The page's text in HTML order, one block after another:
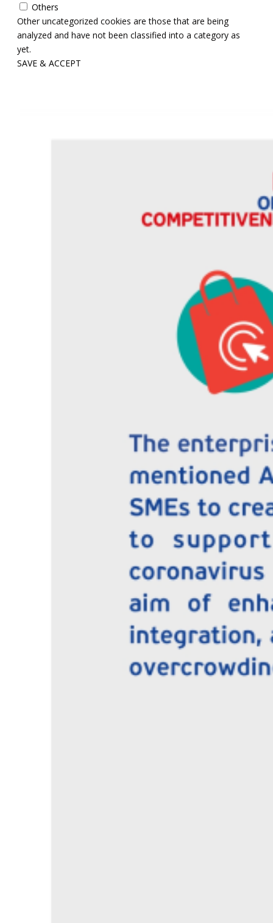
Others
Other uncategorized cookies are those that are being
analyzed and have not been classified into a category as
yet.
SAVE & ACCEPT